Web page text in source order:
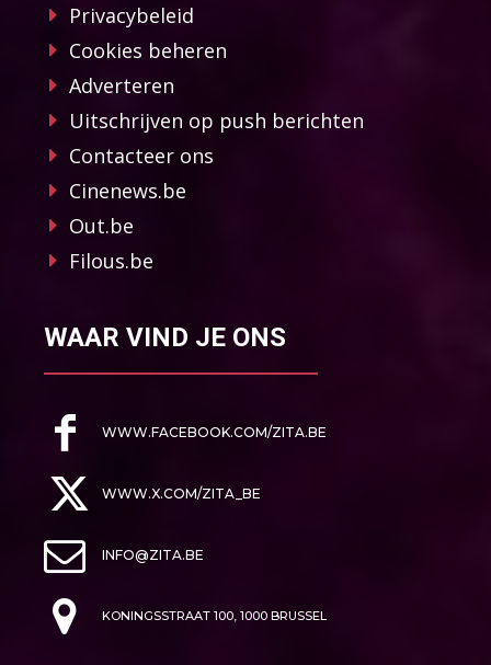
Privacybeleid
Cookies beheren
Adverteren
Uitschrijven op push berichten
Contacteer ons
Cinenews.be
Out.be
Filous.be
WAAR VIND JE ONS
WWW.FACEBOOK.COM/ZITA.BE
WWW.X.COM/ZITA_BE
INFO@ZITA.BE
KONINGSSTRAAT 100, 1000 BRUSSEL